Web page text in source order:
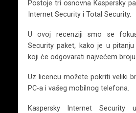
Postoje tri osnovna Kaspersky
Internet Security i Total Security.
U ovoj recenziji smo se
Security paket, kako je u
koji će odgovarati najvećem
Uz licencu možete pokriti veliki
PC-a i vašeg mobilnog telefona.
Kaspersky Internet Security